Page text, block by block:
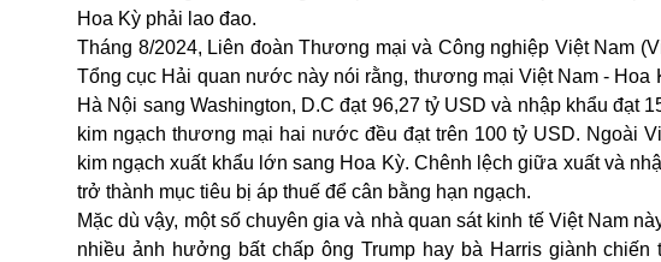
Hoa Kỳ phải lao đao.
Tháng 8/2024, Liên đoàn Thương mại và Công nghiệp Việt Nam
Tổng cục Hải quan nước này nói rằng, thương mại Việt Nam - Hoa
Hà Nội sang Washington, D.C đạt 96,27 tỷ USD và nhập khẩu đạt
kim ngạch thương mại hai nước đều đạt trên 100 tỷ USD. Ngoài
kim ngạch xuất khẩu lớn sang Hoa Kỳ. Chênh lệch giữa xuất và
trở thành mục tiêu bị áp thuế để cân bằng hạn ngạch.
Mặc dù vậy, một số chuyên gia và nhà quan sát kinh tế Việt Nam
nhiều ảnh hưởng bất chấp ông Trump hay bà Harris giành